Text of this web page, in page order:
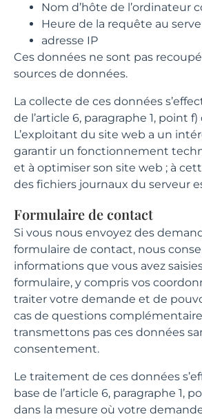
Nom d’hôte de l’ordinateur
Heure de la requête au
adresse IP
Ces données ne sont pas
sources de données.
La collecte de ces données
de l’article 6, paragraphe 1, point f)
L’exploitant du site web a un
garantir un fonctionnement
et à optimiser son site web ; à
des fichiers journaux du serveur
Formulaire de contact
Si vous nous envoyez des
formulaire de contact, nous
informations que vous avez
formulaire, y compris vos
traiter votre demande et de
cas de questions
transmettons pas ces données
consentement.
Le traitement de ces données
base de l’article 6, paragraphe 1,
dans la mesure où votre